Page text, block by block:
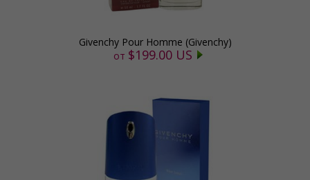
Givenchy Pour Homme (Givenchy)
от $199.00 US